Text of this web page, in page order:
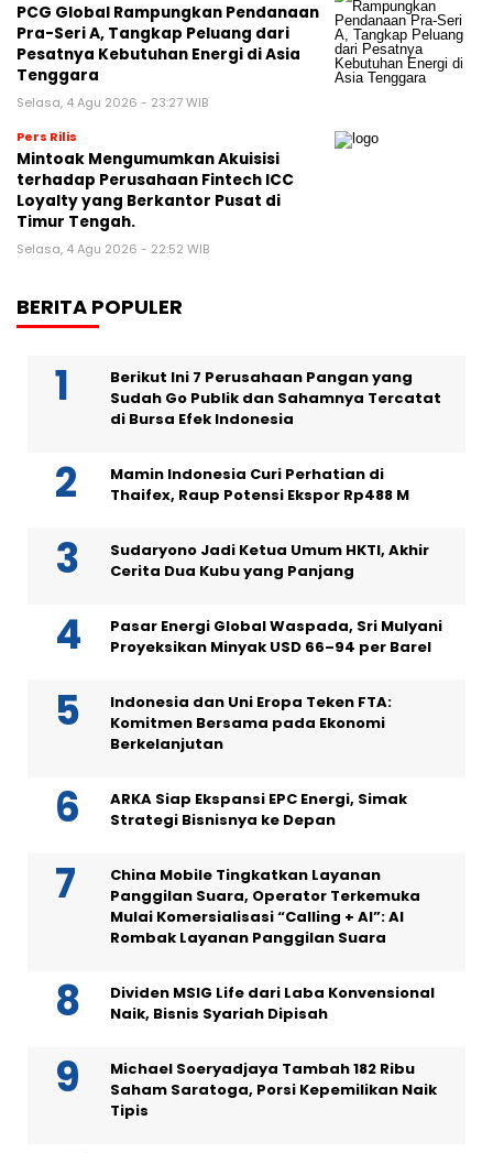
PCG Global Rampungkan Pendanaan
Pra-Seri A, Tangkap Peluang dari
Pesatnya Kebutuhan Energi di Asia
Tenggara
Selasa, 4 Agu 2026 - 23:27 WIB
Pers Rilis
Mintoak Mengumumkan Akuisisi
terhadap Perusahaan Fintech ICC
Loyalty yang Berkantor Pusat di
Timur Tengah.
Selasa, 4 Agu 2026 - 22:52 WIB
BERITA POPULER
Berikut Ini 7 Perusahaan Pangan yang
Sudah Go Publik dan Sahamnya Tercatat
di Bursa Efek Indonesia
Mamin Indonesia Curi Perhatian di
Thaifex, Raup Potensi Ekspor Rp488 M
Sudaryono Jadi Ketua Umum HKTI, Akhir
Cerita Dua Kubu yang Panjang
Pasar Energi Global Waspada, Sri Mulyani
Proyeksikan Minyak USD 66–94 per Barel
Indonesia dan Uni Eropa Teken FTA:
Komitmen Bersama pada Ekonomi
Berkelanjutan
ARKA Siap Ekspansi EPC Energi, Simak
Strategi Bisnisnya ke Depan
China Mobile Tingkatkan Layanan
Panggilan Suara, Operator Terkemuka
Mulai Komersialisasi “Calling + AI”: AI
Rombak Layanan Panggilan Suara
Dividen MSIG Life dari Laba Konvensional
Naik, Bisnis Syariah Dipisah
Michael Soeryadjaya Tambah 182 Ribu
Saham Saratoga, Porsi Kepemilikan Naik
Tipis